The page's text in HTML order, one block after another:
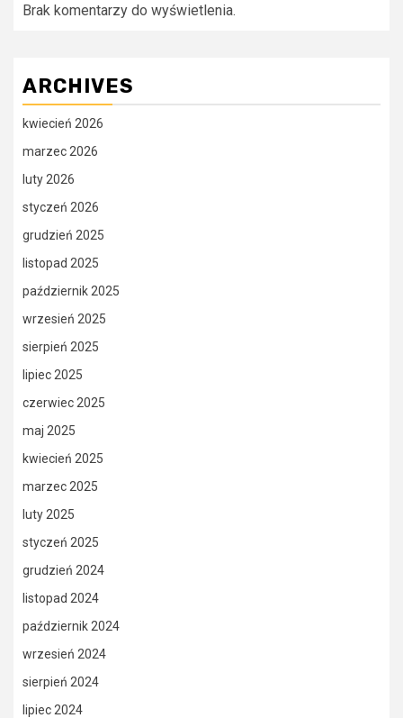
Brak komentarzy do wyświetlenia.
ARCHIVES
kwiecień 2026
marzec 2026
luty 2026
styczeń 2026
grudzień 2025
listopad 2025
październik 2025
wrzesień 2025
sierpień 2025
lipiec 2025
czerwiec 2025
maj 2025
kwiecień 2025
marzec 2025
luty 2025
styczeń 2025
grudzień 2024
listopad 2024
październik 2024
wrzesień 2024
sierpień 2024
lipiec 2024